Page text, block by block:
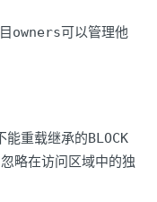
owners可以管理他
能重载继承的BLOCK
略在访问区域中的独